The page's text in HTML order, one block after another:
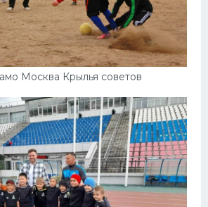
Москва Крылья советов